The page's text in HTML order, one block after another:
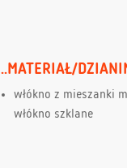
..MATERIAŁ/
włókno z mieszanki
włókno szklane